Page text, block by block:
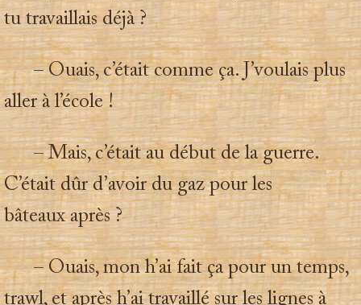
tu travaillais déjà ?
– Ouais, c’était comme ça. J’voulais plus
aller à l’école !
– Mais, c’était au début de la guerre.
C’était dûr d’avoir du gaz pour les
bâteaux après ?
– Ouais, mon h’ai fait ça pour un temps,
trawl, et après h’ai travaillé sur les lignes à